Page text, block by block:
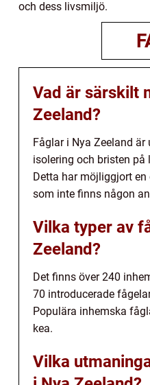
och dess livsmiljö.
Vad är särskilt
Zeeland?
Fåglar i Nya Zeeland
isolering och bristen på
Detta har möjliggjort
som inte finns någon
Vilka typer av
Zeeland?
Det finns över 240
70 introducerade
Populära inhemska
kea.
Vilka